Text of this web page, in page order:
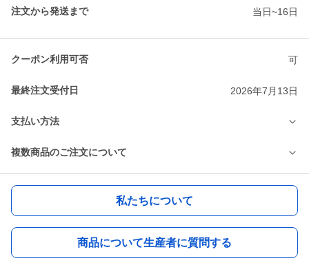
注文から発送まで 当日~16日
クーポン利用可否 可
最終注文受付日 2026年7月13日
支払い方法
複数商品のご注文について
私たちについて
商品について生産者に質問する